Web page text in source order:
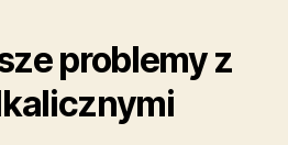
problemy z